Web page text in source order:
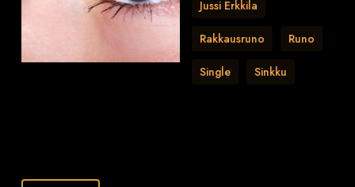
Jussi Erkkila
Rakkausruno Runo
Single Sinkku